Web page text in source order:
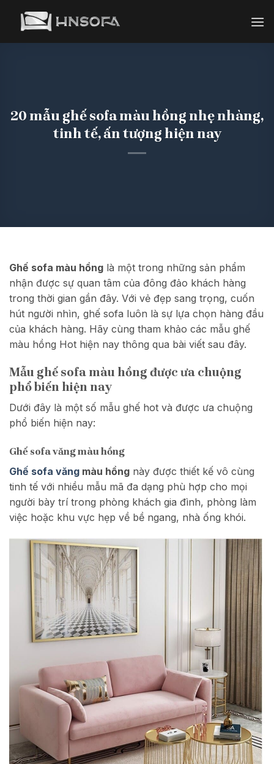
20 mẫu ghế sofa màu hồng nhẹ nhàng,
tinh tế, ấn tượng hiện nay
Ghế sofa màu hồng là một trong những sản phẩm
nhận được sự quan tâm của đông đảo khách hàng
trong thời gian gần đây. Với vẻ đẹp sang trọng, cuốn
hút người nhìn, ghế sofa luôn là sự lựa chọn hàng đầu
của khách hàng. Hãy cùng tham khảo các mẫu ghế
màu hồng Hot hiện nay thông qua bài viết sau đây.
Mẫu ghế sofa màu hồng được ưa chuộng
phổ biến hiện nay
Dưới đây là một số mẫu ghế hot và được ưa chuộng
phổ biến hiện nay:
Ghế sofa văng màu hồng
Ghế sofa văng màu hồng này được thiết kế vô cùng
tinh tế với nhiều mẫu mã đa dạng phù hợp cho mọi
người bày trí trong phòng khách gia đình, phòng làm
việc hoặc khu vực hẹp về bề ngang, nhà ống khói.